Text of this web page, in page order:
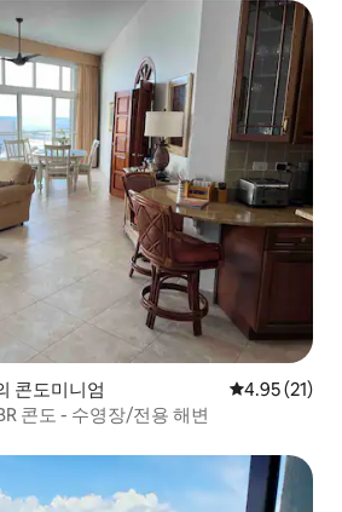
콘도미니엄 평점 4.95점
4.95 (21)
콘도 - 수영장/전용 해변